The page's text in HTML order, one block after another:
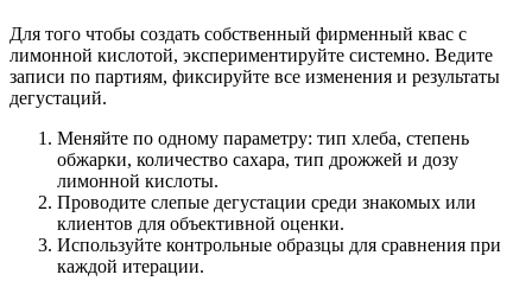
Для того чтобы создать собственный фирменный квас с
лимонной кислотой, экспериментируйте системно. Ведите
записи по партиям, фиксируйте все изменения и результаты
дегустаций.
Меняйте по одному параметру: тип хлеба, степень
обжарки, количество сахара, тип дрожжей и дозу
лимонной кислоты.
Проводите слепые дегустации среди знакомых или
клиентов для объективной оценки.
Используйте контрольные образцы для сравнения при
каждой итерации.